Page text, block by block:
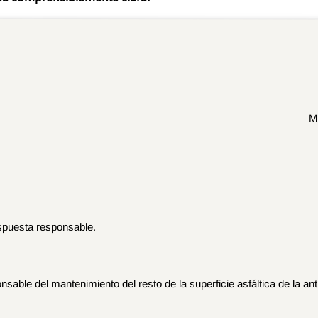
responsable.
del mantenimiento del resto de la superficie asfáltica de la